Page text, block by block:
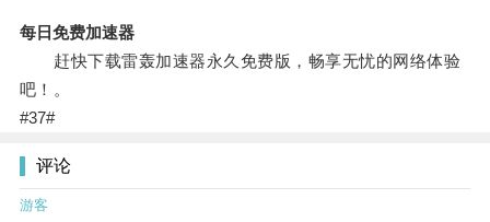
每日免费加速器
赶快下载雷轰加速器永久免费版，畅享无忧的网络体验
吧！。
#37#
评论
游客